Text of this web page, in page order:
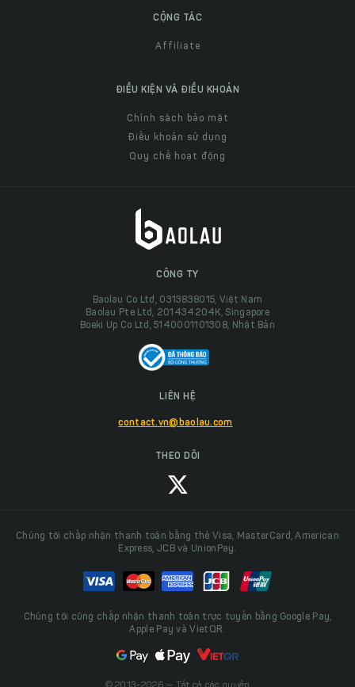
CỘNG TÁC
Affiliate
ĐIỀU KIỆN VÀ ĐIỀU KHOẢN
Chính sách bảo mật
Điều khoản sử dụng
Quy chế hoạt động
CÔNG TY
Baolau Co Ltd, 0313838015, Việt Nam
Baolau Pte Ltd, 201434204K, Singapore
Boeki Up Co Ltd, 5140001101308, Nhật Bản
LIÊN HỆ
contact.vn@baolau.com
THEO DÕI
Chúng tôi chấp nhận thanh toán bằng thẻ Visa, MasterCard, American
Express, JCB và UnionPay.
Chúng tôi cũng chấp nhận thanh toán trực tuyến bằng Google Pay,
Apple Pay và VietQR.